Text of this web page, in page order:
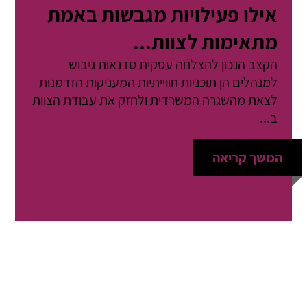
אילו פעילויות מגבשות באמת
מתאימות לצוות...
הקצב הנכון להצלחה עסקית סדנאות גיבוש
למנהלים הן תוכניות חווייתיות המעניקות הזדמנות
לצאת מהשגרה המשרדית ולחזק את עבודת הצוות
ב...
המשך קריאה